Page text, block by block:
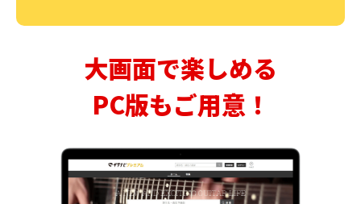
大画面で楽しめる
PC版もご用意！